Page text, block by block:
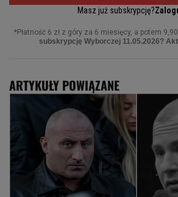
ARTYKUŁY POWIĄZANE